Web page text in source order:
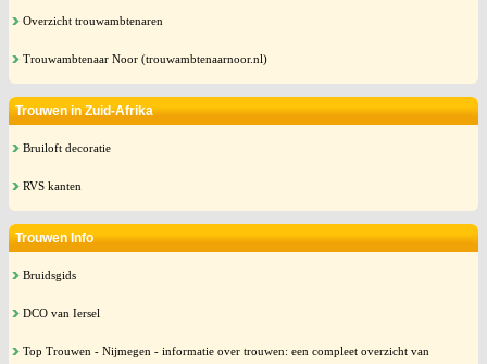
Overzicht trouwambtenaren
Trouwambtenaar Noor (trouwambtenaarnoor.nl)
Trouwen in Zuid-Afrika
Bruiloft decoratie
RVS kanten
Trouwen Info
Bruidsgids
DCO van Iersel
Top Trouwen - Nijmegen - informatie over trouwen: een compleet overzicht van